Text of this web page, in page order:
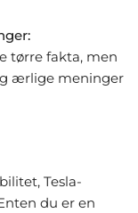
tørre fakta, men
ærlige meninger
Tesla-
du er en